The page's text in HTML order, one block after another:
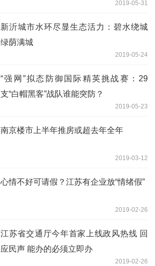
2019-05-31
新沂城市水环尽显生态活力：碧水绕城
绿荫满城
2019-05-24
“强网”拟态防御国际精英挑战赛：29
支“白帽黑客”战队谁能突防？
2019-05-23
南京楼市上半年推房或超去年全年
2019-03-12
心情不好可请假？江苏有企业放“情绪假”
2019-02-26
江苏省交通厅今年首家上线政风热线 回
应民声 能办的必须立即办
2019-02-26